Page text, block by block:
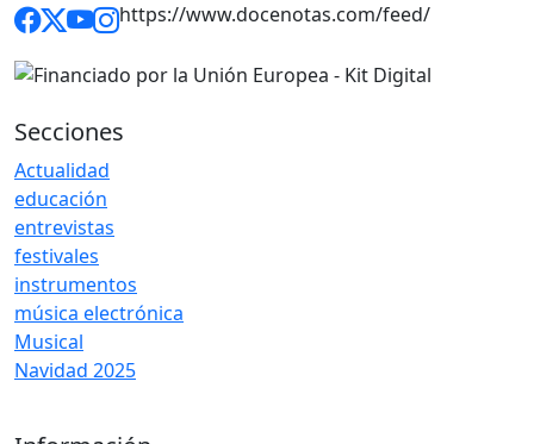
https://www.docenotas.com/feed/
Secciones
Actualidad
educación
entrevistas
festivales
instrumentos
música electrónica
Musical
Navidad 2025